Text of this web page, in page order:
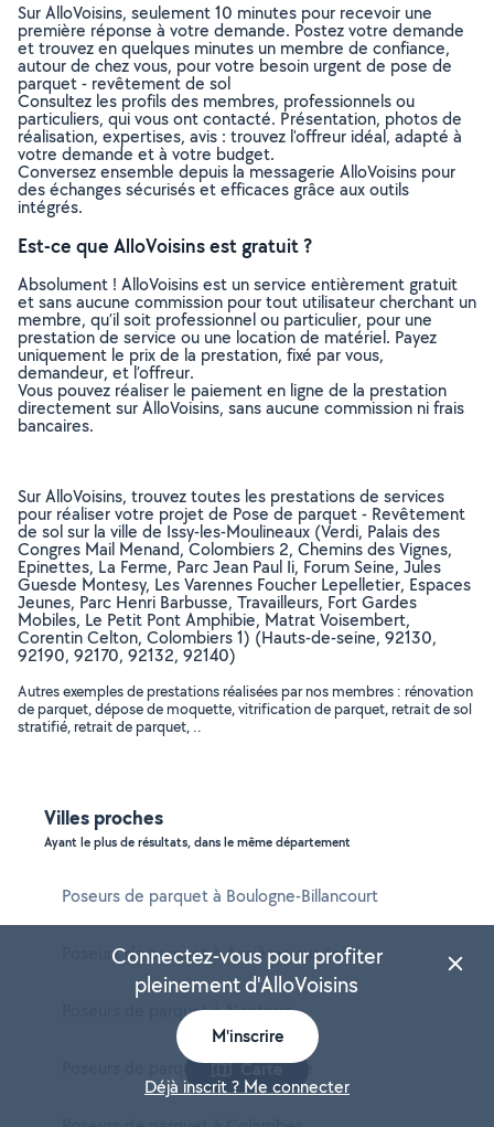
Sur AlloVoisins, seulement 10 minutes pour recevoir une
première réponse à votre demande. Postez votre demande
et trouvez en quelques minutes un membre de confiance,
autour de chez vous, pour votre besoin urgent de pose de
parquet - revêtement de sol
Consultez les profils des membres, professionnels ou
particuliers, qui vous ont contacté. Présentation, photos de
réalisation, expertises, avis : trouvez l'offreur idéal, adapté à
votre demande et à votre budget.
Conversez ensemble depuis la messagerie AlloVoisins pour
des échanges sécurisés et efficaces grâce aux outils
intégrés.
Est-ce que AlloVoisins est gratuit ?
Absolument ! AlloVoisins est un service entièrement gratuit
et sans aucune commission pour tout utilisateur cherchant un
membre, qu’il soit professionnel ou particulier, pour une
prestation de service ou une location de matériel. Payez
uniquement le prix de la prestation, fixé par vous,
demandeur, et l’offreur.
Vous pouvez réaliser le paiement en ligne de la prestation
directement sur AlloVoisins, sans aucune commission ni frais
bancaires.
Sur AlloVoisins, trouvez toutes les prestations de services
pour réaliser votre projet de Pose de parquet - Revêtement
de sol sur la ville de Issy-les-Moulineaux (Verdi, Palais des
Congres Mail Menand, Colombiers 2, Chemins des Vignes,
Epinettes, La Ferme, Parc Jean Paul Ii, Forum Seine, Jules
Guesde Montesy, Les Varennes Foucher Lepelletier, Espaces
Jeunes, Parc Henri Barbusse, Travailleurs, Fort Gardes
Mobiles, Le Petit Pont Amphibie, Matrat Voisembert,
Corentin Celton, Colombiers 1) (Hauts-de-seine, 92130,
92190, 92170, 92132, 92140)
Autres exemples de prestations réalisées par nos membres : rénovation
de parquet, dépose de moquette, vitrification de parquet, retrait de sol
stratifié, retrait de parquet, ..
Villes proches
Ayant le plus de résultats, dans le même département
Poseurs de parquet à Boulogne-Billancourt
Poseurs de parquet à Asnières-sur-Seine
Poseurs de parquet à Nanterre
Poseurs de parquet à Courbevoie
Carte
Connectez-vous pour profiter
pleinement d'AlloVoisins
M'inscrire
Déjà inscrit ? Me connecter